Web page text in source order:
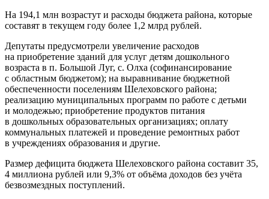
На 194,1 млн возрастут и расходы бюджета района, которые
составят в текущем году более 1,2 млрд рублей.
Депутаты предусмотрели увеличение расходов
на приобретение зданий для услуг детям дошкольного
возраста в п. Большой Луг, с. Олха (софинансирование
с областным бюджетом); на выравнивание бюджетной
обеспеченности поселениям Шелеховского района;
реализацию муниципальных программ по работе с детьми
и молодежью; приобретение продуктов питания
в дошкольных образовательных организациях; оплату
коммунальных платежей и проведение ремонтных работ
в учреждениях образования и другие.
Размер дефицита бюджета Шелеховского района составит 35,
4 миллиона рублей или 9,3% от объёма доходов без учёта
безвозмездных поступлений.